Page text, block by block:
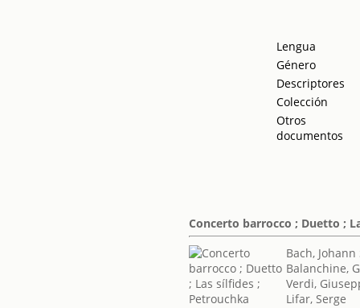
Lengua
Género
Descriptores
Colección
Otros
documentos
Concerto barrocco ; Duetto ;
Bach,
Balanchine,
Verdi,
Lifar, Serge